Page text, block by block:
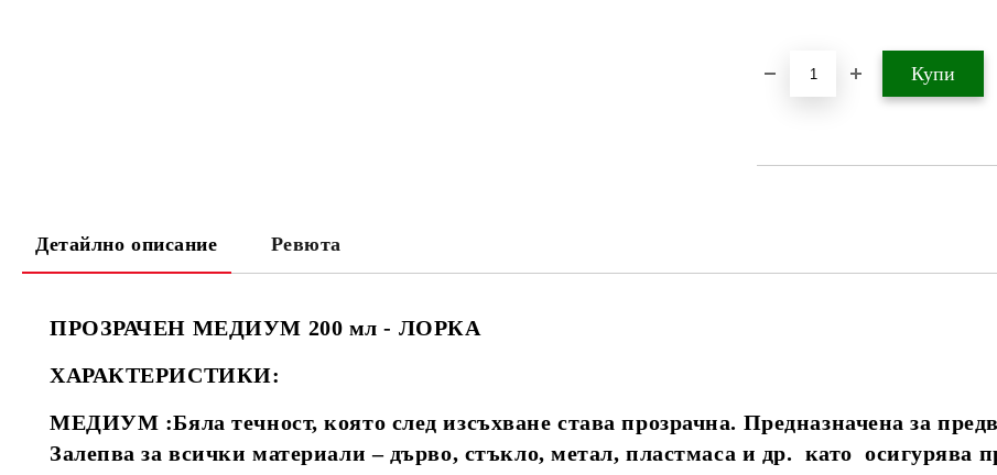
Детайлно описание Ревюта
ПРОЗРАЧЕН МЕДИУМ 200 мл - ЛОРКА
ХАРАКТЕРИСТИКИ:
МЕДИУМ :Бяла течност, която след изсъхване става прозрачна. Предназначена за
Залепва за всички материали – дърво, стъкло, метал, пластмаса и др. като осигурява